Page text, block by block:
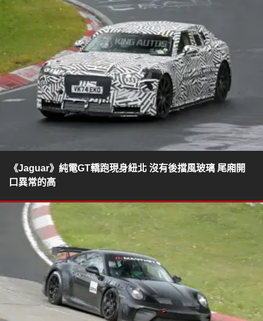
《Jaguar》純電GT轎跑現身紐北 沒有後擋風玻璃 尾廂開
口異常的高